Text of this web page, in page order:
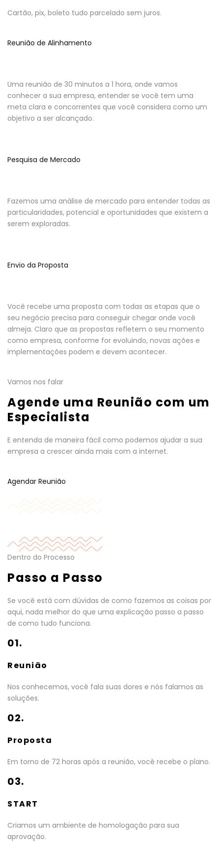
Cartão, pix, boleto tudo parcelado sem juros.
Reunião de Alinhamento
Uma reunião de 30 minutos a 1 hora, onde vamos
conhecer a sua empresa, entender se você tem uma
meta clara e concorrentes que você considera como um
objetivo a ser alcançado.
Pesquisa de Mercado
Fazemos uma análise de mercado para entender todas as
particularidades, potencial e oportunidades que existem a
serem exploradas.
Envio da Proposta
Você recebe uma proposta com todas as etapas que o
seu negócio precisa para conseguir chegar onde você
almeja. Claro que as propostas refletem o seu momento
como empresa, conforme for evoluindo, novas ações e
implementações podem e devem acontecer.
Vamos nos falar
Agende uma Reunião com um
Especialista
E entenda de maneira fácil como podemos ajudar a sua
empresa a crescer ainda mais com a internet.
Agendar Reunião
Dentro do Processo
Passo a Passo
Se você está com dúvidas de como fazemos as coisas por
aqui, nada melhor do que uma explicação passo a passo
de como tudo funciona.
01.
Reunião
Nos conhecemos, você fala suas dores e nós falamos as
soluções.
02.
Proposta
Em torno de 72 horas após a reunião, você recebe o plano.
03.
START
Criamos um ambiente de homologação para sua
aprovação.